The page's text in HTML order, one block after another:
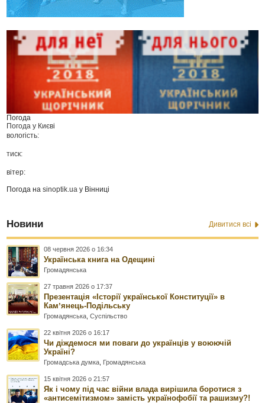
Погода
Погода у Києві
вологість:
тиск:
вітер:
Погода наsinoptik.ua у Вінниці
Новини Дивитися всі
08 червня 2026 о 16:34
Українська книга на Одещині
Громадянська
27 травня 2026 о 17:37
Презентація «Історії української Конституції» в
Камʼянець-Подільську
Громадянська ,Суспільство
22 квітня 2026 о 16:17
Чи діждемося ми поваги до українців у воюючій
Україні?
Громадська думка Громадянська
15 квітня 2026 о 21:57
Як і чому під час війни влада вирішила боротися з
«антисемітизмом» замість українофобії та рашизму?!